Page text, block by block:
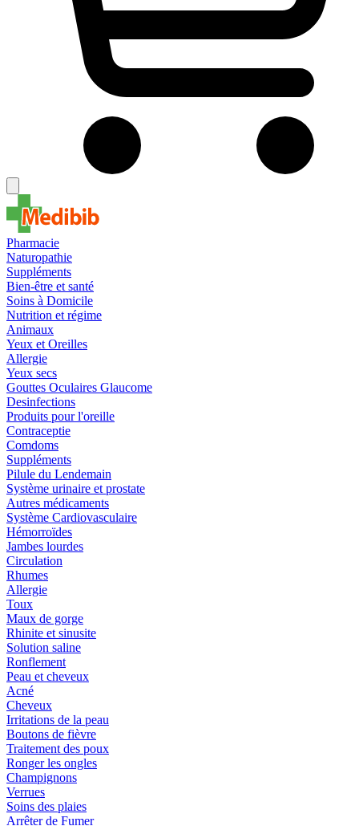
Pharmacie
Naturopathie
Suppléments
Bien-être et santé
Soins à Domicile
Nutrition et régime
Animaux
Yeux et Oreilles
Allergie
Yeux secs
Gouttes Oculaires Glaucome
Desinfections
Produits pour l'oreille
Contraceptie
Comdoms
Suppléments
Pilule du Lendemain
Système urinaire et prostate
Autres médicaments
Système Cardiovasculaire
Hémorroïdes
Jambes lourdes
Circulation
Rhumes
Allergie
Toux
Maux de gorge
Rhinite et sinusite
Solution saline
Ronflement
Peau et cheveux
Acné
Cheveux
Irritations de la peau
Boutons de fièvre
Traitement des poux
Ronger les ongles
Champignons
Verrues
Soins des plaies
Arrêter de Fumer